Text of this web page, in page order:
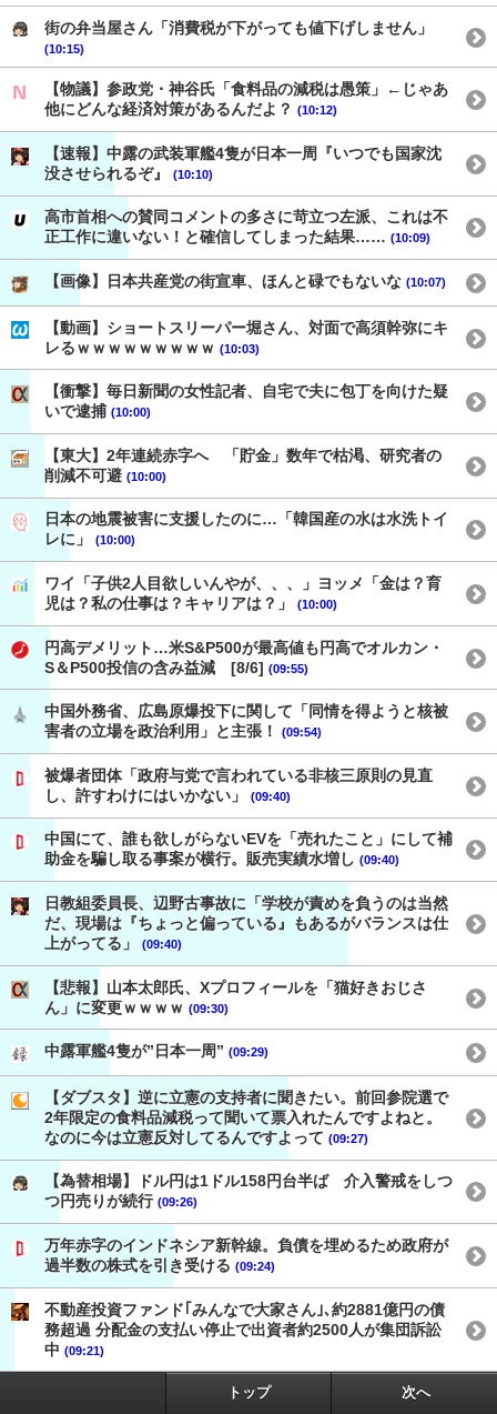
街の弁当屋さん「消費税が下がっても値下げしません」
(10:15)
【物議】参政党・神谷氏「食料品の減税は愚策」←じゃあ
他にどんな経済対策があるんだよ？ (10:12)
【速報】中露の武装軍艦4隻が日本一周『いつでも国家沈
没させられるぞ』
(10:10)
高市首相への賛同コメントの多さに苛立つ左派、これは不
正工作に違いない！と確信してしまった結果…… (10:09)
【画像】日本共産党の街宣車、ほんと碌でもないな (10:07)
【動画】ショートスリーパー堀さん、対面で高須幹弥にキ
レるｗｗｗｗｗｗｗｗｗ (10:03)
【衝撃】毎日新聞の女性記者、自宅で夫に包丁を向けた疑
いで逮捕 (10:00)
【東大】2年連続赤字へ 「貯金」数年で枯渇、研究者の
削減不可避 (10:00)
日本の地震被害に支援したのに…「韓国産の水は水洗トイ
レに」
(10:00)
ワイ「子供2人目欲しいんやが、、、」ヨッメ「金は？育
児は？私の仕事は？キャリアは？」
(10:00)
円高デメリット…米S&P500が最高値も円高でオルカン・
S＆P500投信の含み益減 [8/6] (09:55)
中国外務省、広島原爆投下に関して「同情を得ようと核被
害者の立場を政治利用」と主張！
(09:54)
被爆者団体「政府与党で言われている非核三原則の見直
し、許すわけにはいかない」
(09:40)
中国にて、誰も欲しがらないEVを「売れたこと」にして補
助金を騙し取る事案が横行。販売実績水増し (09:40)
日教組委員長、辺野古事故に「学校が責めを負うのは当然
だ、現場は『ちょっと偏っている』もあるがバランスは仕
上がってる」
(09:40)
【悲報】山本太郎氏、Xプロフィールを「猫好きおじさ
ん」に変更ｗｗｗｗ (09:30)
中露軍艦4隻が”日本一周” (09:29)
【ダブスタ】逆に立憲の支持者に聞きたい。前回参院選で
2年限定の食料品減税って聞いて票入れたんですよねと。
なのに今は立憲反対してるんですよって (09:27)
【為替相場】ドル円は1ドル158円台半ば 介入警戒をしつ
つ円売りが続行 (09:26)
万年赤字のインドネシア新幹線。負債を埋めるため政府が
過半数の株式を引き受ける (09:24)
不動産投資ファンド｢みんなで大家さん｣､約2881億円の債
務超過 分配金の支払い停止で出資者約2500人が集団訴訟
中 (09:21)
トップ 次へ